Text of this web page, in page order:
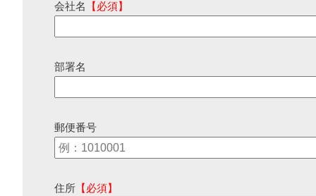
会社名 【必須】
部署名
郵便番号
住所 【必須】